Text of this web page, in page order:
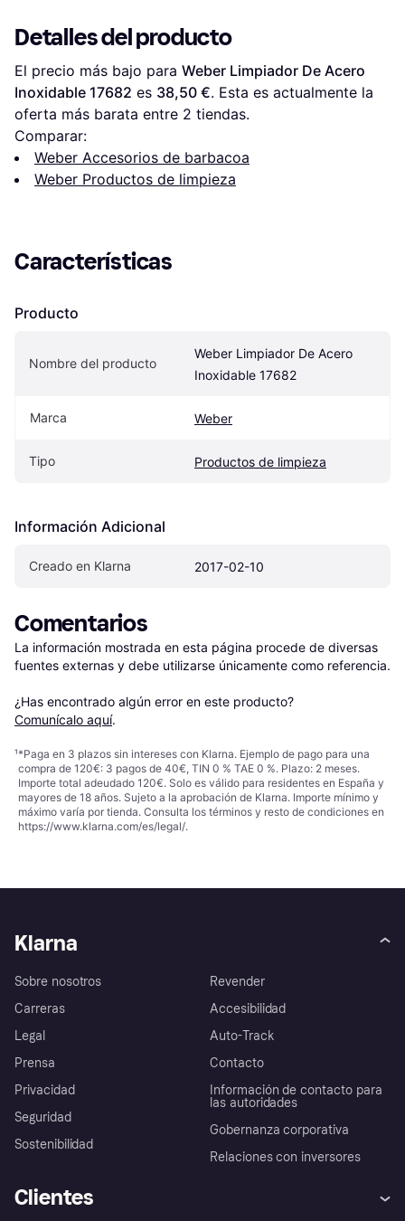
Detalles del producto
El precio más bajo para Weber Limpiador De Acero
Inoxidable 17682 es 38,50 €. Esta es actualmente la
oferta más barata entre 2 tiendas.
Comparar:
Weber Accesorios de barbacoa
Weber Productos de limpieza
Características
Producto
Nombre del producto
Weber Limpiador De Acero
Inoxidable 17682
Marca Weber
Tipo Productos de limpieza
Información Adicional
Creado en Klarna 2017-02-10
Comentarios
La información mostrada en esta página procede de diversas
fuentes externas y debe utilizarse únicamente como referencia.
¿Has encontrado algún error en este producto?
Comunícalo aquí.
¹*Paga en 3 plazos sin intereses con Klarna. Ejemplo de pago para una
compra de 120€: 3 pagos de 40€, TIN 0 % TAE 0 %. Plazo: 2 meses.
Importe total adeudado 120€. Solo es válido para residentes en España y
mayores de 18 años. Sujeto a la aprobación de Klarna. Importe mínimo y
máximo varía por tienda. Consulta los términos y resto de condiciones en
https://www.klarna.com/es/legal/.
Klarna
Sobre nosotros
Carreras
Legal
Prensa
Privacidad
Seguridad
Sostenibilidad
Revender
Accesibilidad
Auto-Track
Contacto
Información de contacto para
las autoridades
Gobernanza corporativa
Relaciones con inversores
Clientes